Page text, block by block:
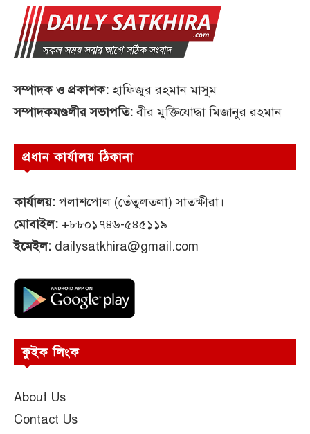
সম্পাদক ও প্রকাশক:হাফিজুর রহমান মাসুম
সম্পাদকমণ্ডলীর সভাপতি:বীর মুক্তিযোদ্ধা মিজানুর রহমান
প্রধান কার্যালয় ঠিকানা
কার্যালয়: পলাশপোল (তেঁতুলতলা) সাতক্ষীরা।
মোবাইল: +৮৮০১৭৪৬-৫৪৫১১৯
ইমেইল: dailysatkhira@gmail.com
কুইক লিংক
About Us
Contact Us